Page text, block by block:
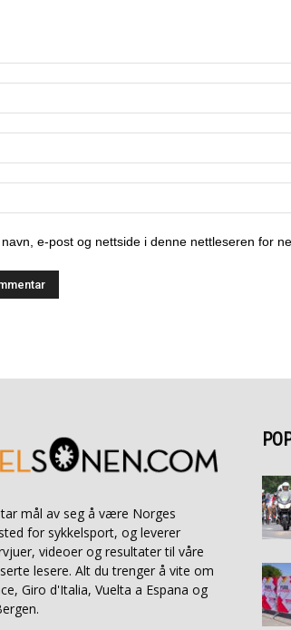
e-post og nettside i denne nettleseren for
mål av seg å være Norges
for sykkelsport, og leverer
videoer og resultater til våre
lesere. Alt du trenger å vite om
Giro d'Italia, Vuelta a Espana og